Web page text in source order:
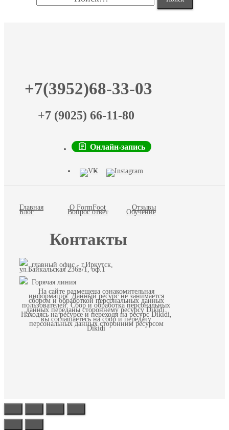
+7(3952)68-33-03
+7 (9025) 66-11-80
Онлайн-запись
Главная О FormFoot Отзывы
Блог Вопрос ответ Обучение
Контакты
главный офис - г.Иркутск,
ул.Байкальская 236в/1, оф.1
Горячая линия
На сайте размещена ознакомительная
информация. Данный ресурс не занимается
сбором и обработкой персональных данных
пользователей. Сбор и обработка персональных
данных переданы стороннему ресурсу Dikidi.
Находясь на ресурсе и переходя на ресурс Dikidi,
вы соглашаетесь на сбор и передачу
персональных данных сторонним ресурсом
Dikidi